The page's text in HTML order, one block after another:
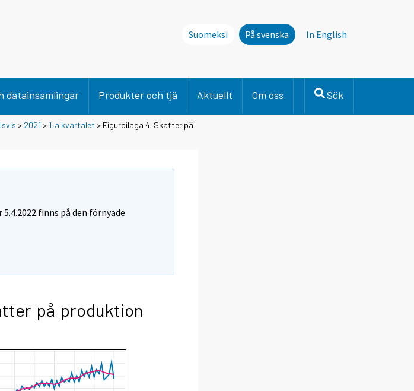
Suomeksi På svenska In English
datainsamlingar Produkter och tjä Aktuellt Om oss Sök
> 2021 > 1:a kvartalet > Figurbilaga 4. Skatter på
finns på den förnyade
på produktion